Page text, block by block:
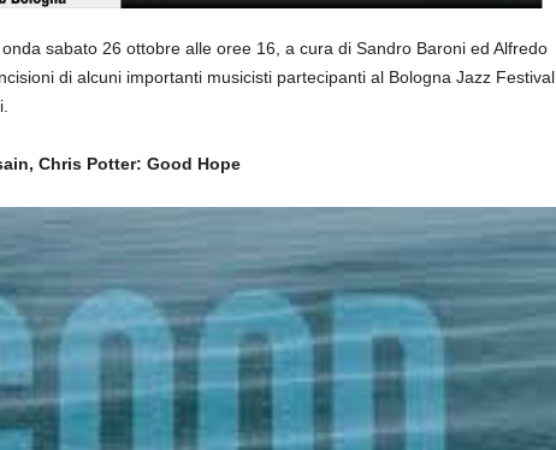
sabato 26 ottobre alle oree 16, a cura di Sandro Baroni ed Alfredo
di alcuni importanti musicisti partecipanti al Bologna Jazz Festival
Chris Potter: Good Hope